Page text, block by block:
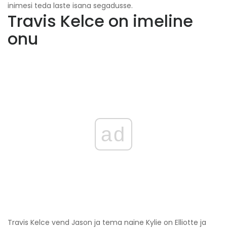
inimesi teda laste isana segadusse.
Travis Kelce on imeline
onu
ad
Travis Kelce vend Jason ja tema naine Kylie on Elliotte ja